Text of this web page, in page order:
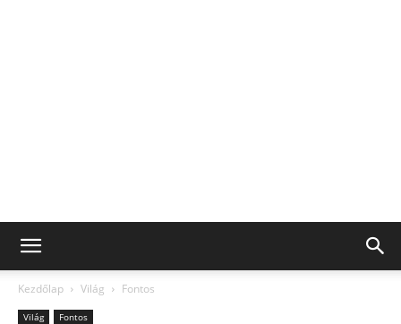
Kezdőlap Világ Fontos
Világ Fontos